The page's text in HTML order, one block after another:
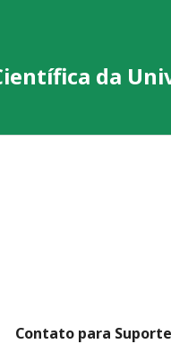
da
Contato para